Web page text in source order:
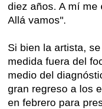
diez años. A mí me
Allá vamos".
Si bien la artista,
medida fuera del
medio del
gran regreso a los
en febrero para